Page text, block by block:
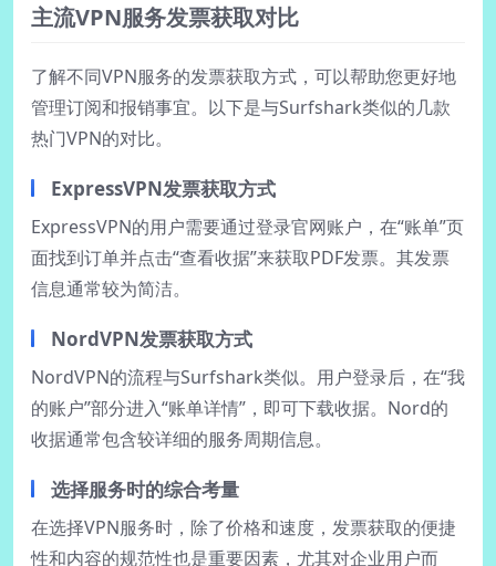
主流VPN服务发票获取对比
了解不同VPN服务的发票获取方式，可以帮助您更好地
管理订阅和报销事宜。以下是与Surfshark类似的几款
热门VPN的对比。
ExpressVPN发票获取方式
ExpressVPN的用户需要通过登录官网账户，在“账单”页
面找到订单并点击“查看收据”来获取PDF发票。其发票
信息通常较为简洁。
NordVPN发票获取方式
NordVPN的流程与Surfshark类似。用户登录后，在“我
的账户”部分进入“账单详情”，即可下载收据。Nord的
收据通常包含较详细的服务周期信息。
选择服务时的综合考量
在选择VPN服务时，除了价格和速度，发票获取的便捷
性和内容的规范性也是重要因素，尤其对企业用户而